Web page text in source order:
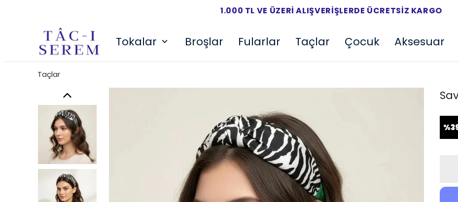
1.000 TL VE ÜZERI ALIŞVERIŞLERDE ÜCRETSIZ KARGO
Tokalar Broşlar Fularlar Taçlar Çocuk Aksesuar
Taçlar
%